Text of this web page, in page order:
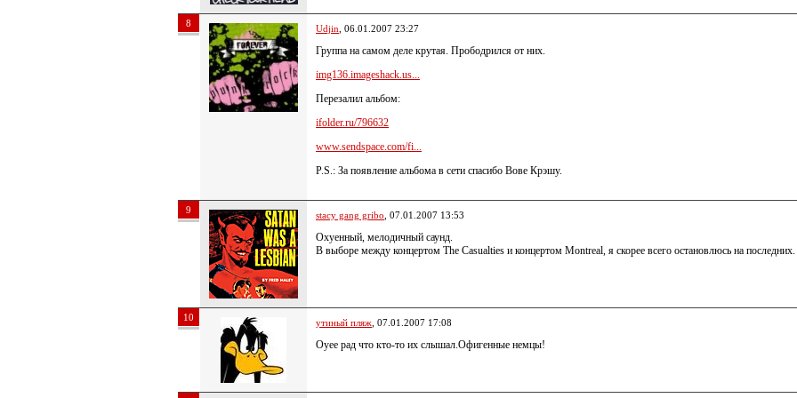
8 Udjin , 06.01.2007 23:27
Группа на самом деле крутая. Прободрился от них.
img136.imageshack.us...
Перезалил альбом:
ifolder.ru/796632
www.sendspace.com/fi...
P.S.: За появление альбома в сети спасибо Вове Крэшу.
9 stacy gang gribo , 07.01.2007 13:53
Охуенный, мелодичный саунд.
В выборе между концертом The Casualties и концертом Montreal, я скорее всего остановлюсь на
10 утиный пляж , 07.01.2007 17:08
Оуее рад что кто-то их слышал.Офигенные немцы!